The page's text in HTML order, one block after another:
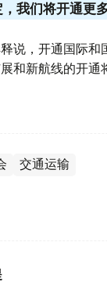
我们将开通更
说，开通国际
和新航线的开通
交通运输